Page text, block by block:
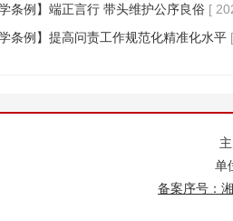
学条例】端正言行 带头维护公序良俗 [
学条例】提高问责工作规范化精准化水平
单
备案序号：